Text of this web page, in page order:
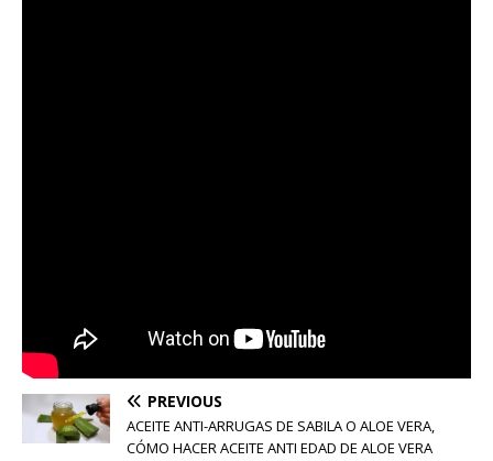
PREVIOUS
ACEITE ANTI-ARRUGAS DE SABILA O ALOE VERA,
CÓMO HACER ACEITE ANTI EDAD DE ALOE VERA